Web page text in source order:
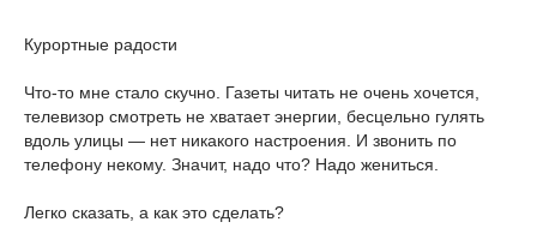
Курортные радости
Что-то мне стало скучно. Газеты чи­тать не очень хочется,
телевизор смот­реть не хватает энергии, бесцельно гу­лять
вдоль улицы — нет никакого на­строения. И звонить по
телефону неко­му. Значит, надо что? Надо жениться.
Легко сказать, а как это сделать?